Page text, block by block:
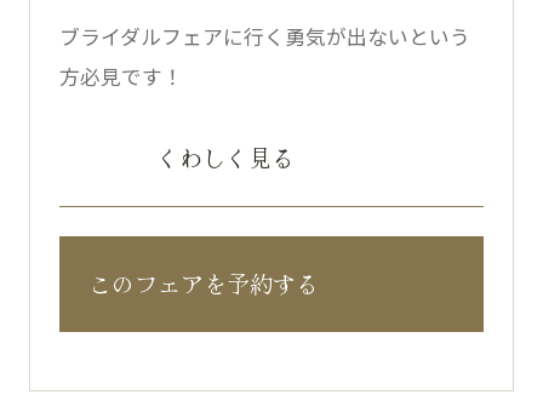
ブライダルフェアに行く勇気が出ないという
方必見です！
くわしく見る
このフェアを予約する